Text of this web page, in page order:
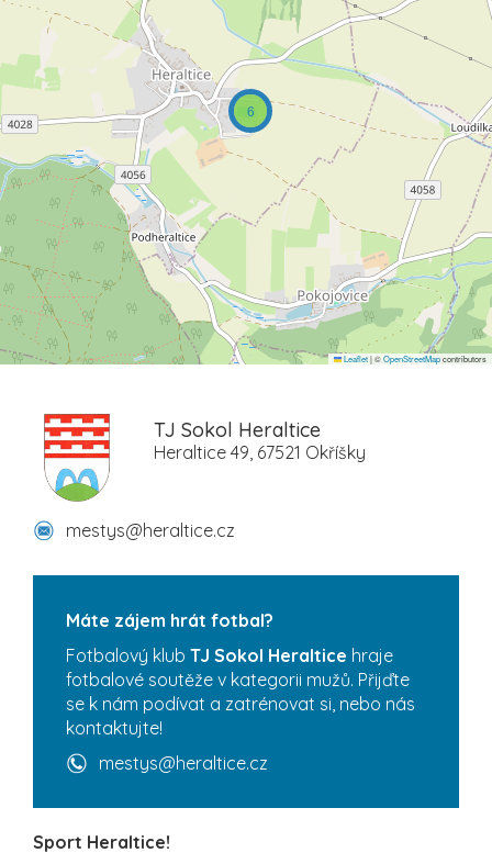
6
Leaflet|©OpenStreetMapcontributors
TJ Sokol Heraltice
Heraltice 49, 67521 Okříšky
mestys@heraltice.cz
Máte zájem hrát fotbal?
Fotbalový klub TJ Sokol Heraltice hraje
fotbalové soutěže v kategorii mužů. Přijďte
se k nám podívat a zatrénovat si, nebo nás
kontaktujte!
mestys@heraltice.cz
Sport Heraltice!